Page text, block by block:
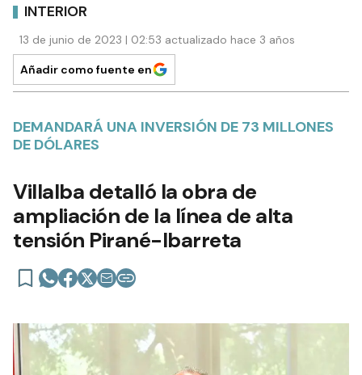
INTERIOR
13 de junio de 2023 | 02:53 actualizado hace 3 años
Añadir como fuente en
DEMANDARÁ UNA INVERSIÓN DE 73 MILLONES
DE DÓLARES
Villalba detalló la obra de
ampliación de la línea de alta
tensión Pirané-Ibarreta